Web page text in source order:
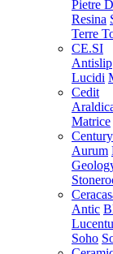
Pietre
Resina
Terre
CE.SI
Antislip
Lucidi
Cedit
Matrice
Century
Aurum
Antic
Soho